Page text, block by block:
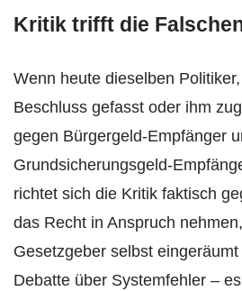
Kritik trifft die
Wenn heute dieselben
Beschluss gefasst oder ihm
gegen Bürgergeld-Empfänger
Grundsicherungsgeld-
richtet sich die Kritik faktisch
das Recht in Anspruch
Gesetzgeber selbst
Debatte über Systemfehler –